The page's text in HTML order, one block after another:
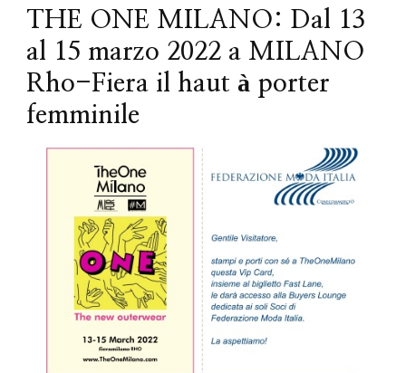
THE ONE MILANO: Dal 13
al 15 marzo 2022 a MILANO
Rho-Fiera il haut à porter
femminile